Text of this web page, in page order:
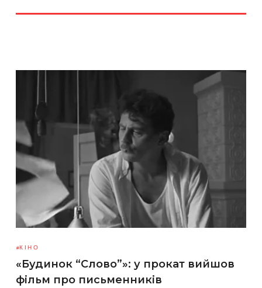
КІНО
«Будинок “Слово”»: у прокат вийшов
фільм про письменників